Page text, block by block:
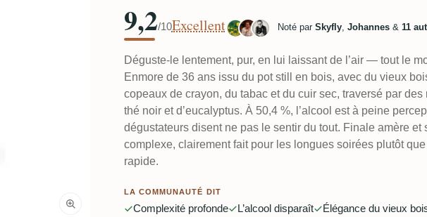
9,2/10Excellent Noté par Skyfly, Johannes& 11
Déguste-le lentement, pur, en lui laissant de l’air — tout le
Enmore de 36 ans issu du pot still en bois, avec du vieux
copeaux de crayon, du tabac et du cuir sec, traversé par des
thé noir et d’eucalyptus. À 50,4 %, l’alcool est à peine
dégustateurs disent ne pas le sentir du tout. Finale amère et
complexe, clairement fait pour les longues soirées plutôt
rapide.
LA COMMUNAUTÉ DIT
Complexité profonde L’alcool disparaît Élégance du vieux